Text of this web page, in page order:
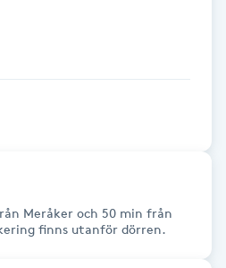
Meråker och 50 min från
finns utanför dörren.